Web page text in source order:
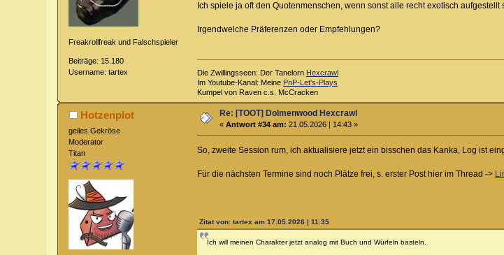
Freakrollfreak und Falschspieler
Beiträge: 15.180
Username: tartex
Ich spiele ja oft den Quotenmenschen, wenn sonst alle recht exotisch aufgestellt
Irgendwelche Präferenzen oder Empfehlungen?
Die Zwillingsseen: Der Tanelorn Hexcrawl
Im Youtube-Kanal: Meine PnP-Let's-Plays
Kumpel von Raven c.s. McCracken
Hotzenplot
geiles Gekröse
Moderator
Titan
Re: [TOOT] Dolmenwood Hexcrawl
«Antwort #34 am: 21.05.2026 | 14:43 »
So, zweite Session rum, ich aktualisiere jetzt ein bisschen das Kanka, Log ist
Für die nächsten Termine sind noch Plätze frei, s. erster Post hier im Thread ->
Zitat von: tartex am 17.05.2026 | 11:35
Ich will meinen Charakter jetzt analog mit Buch und Würfeln basteln.